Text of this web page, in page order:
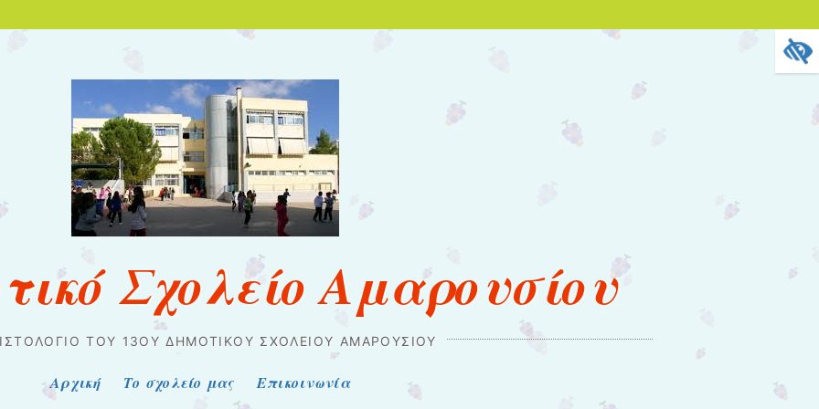
Σχολείο Αμαρουσίου
ΤΟΥ 13ΟΥ ΔΗΜΟΤΙΚΟΎ ΣΧΟΛΕΊΟΥ ΑΜΑΡΟΥΣΊΟΥ
Αρχική Το σχολείο μας Επικοινωνία